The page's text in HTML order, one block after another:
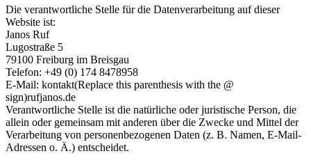
Die verantwortliche Stelle für die Datenverarbeitung auf dieser
Website ist:
Janos Ruf
Lugostraße 5
79100 Freiburg im Breisgau
Telefon: +49 (0) 174 8478958
E-Mail: kontakt(Replace this parenthesis with the @
sign)rufjanos.de
Verantwortliche Stelle ist die natürliche oder juristische Person, die
allein oder gemeinsam mit anderen über die Zwecke und Mittel der
Verarbeitung von personenbezogenen Daten (z. B. Namen, E-Mail-
Adressen o. Ä.) entscheidet.